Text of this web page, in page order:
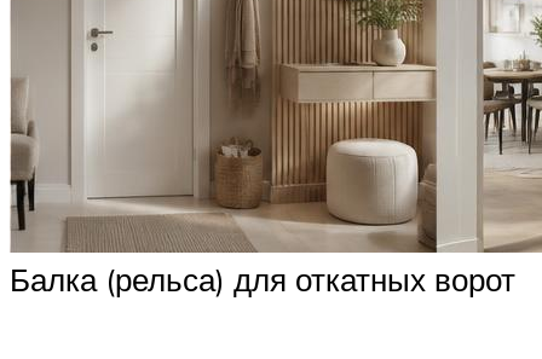
Балка (рельса) для откатных ворот